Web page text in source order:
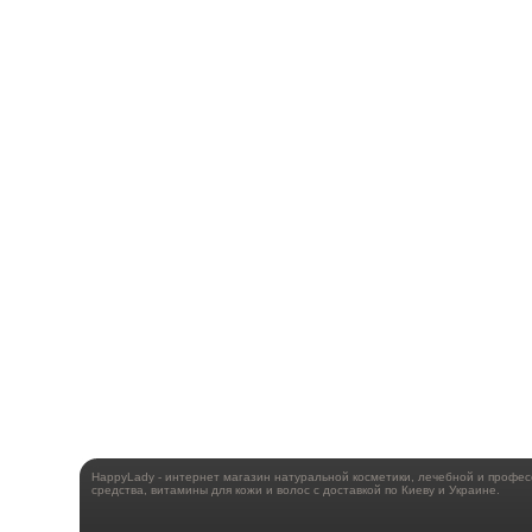
HappyLady - интернет магазин натуральной косметики, лечебной и
средства, витамины для кожи и волос с доставкой по Киеву и Украине.